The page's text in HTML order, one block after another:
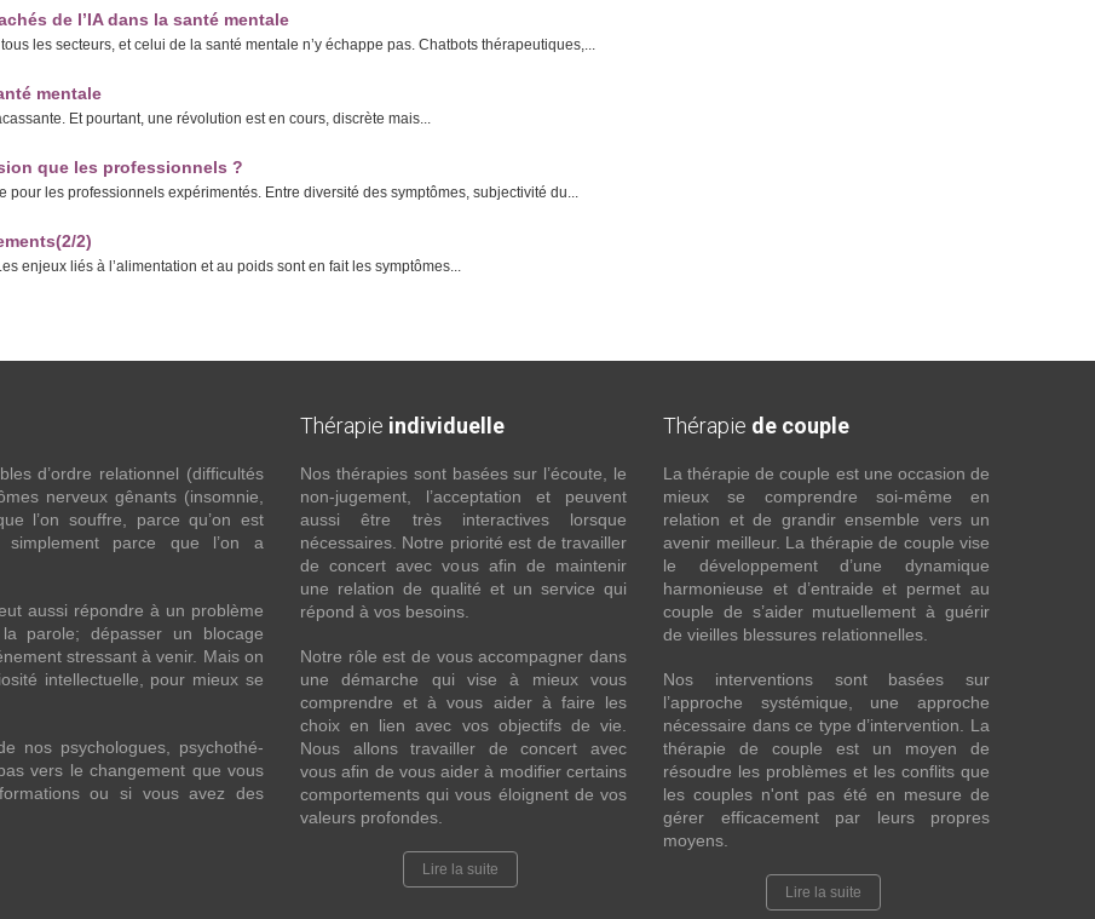
de l’IA dans la santé mentale
les secteurs, et celui de la santé mentale n’y échappe pas. Chatbots thérapeutiques,...
mentale
Et pourtant, une révolution est en cours, discrète mais...
que les professionnels ?
les professionnels expérimentés. Entre diversité des symptômes, subjectivité du...
2)
enjeux liés à l’alimentation et au poids sont en fait les symptômes...
d’ordre relationnel (difficultés
nerveux gênants (insomnie,
l’on souffre, parce qu’on est
parce que l’on a
aussi répondre à un problème
parole; dépasser un blocage
stressant à venir. Mais on
intellectuelle, pour mieux se
nos psychologues, psychothé-
vers le changement que vous
ou si vous avez des
Thérapie individuelle
Nos thérapies sont basées sur l’écoute, le
non-jugement, l’acceptation et peuvent
aussi être très interactives lorsque
nécessaires. Notre priorité est de travailler
de concert avec vous afin de maintenir
une relation de qualité et un service qui
répond à vos besoins.
Notre rôle est de vous accompagner dans
une démarche qui vise à mieux vous
comprendre et à vous aider à faire les
choix en lien avec vos objectifs de vie.
Nous allons travailler de concert avec
vous afin de vous aider à modifier certains
comportements qui vous éloignent de vos
valeurs profondes.
Lire la suite
Thérapie de couple
La thérapie de couple est une occasion de
mieux se comprendre soi-même en
relation et de grandir ensemble vers un
avenir meilleur. La thérapie de couple vise
le développement d’une dynamique
harmonieuse et d’entraide et permet au
couple de s’aider mutuellement à guérir
de vieilles blessures relationnelles.
Nos interventions sont basées sur
l’approche systémique, une approche
nécessaire dans ce type d’intervention. La
thérapie de couple est un moyen de
résoudre les problèmes et les conflits que
les couples n'ont pas été en mesure de
gérer efficacement par leurs propres
moyens.
Lire la suite